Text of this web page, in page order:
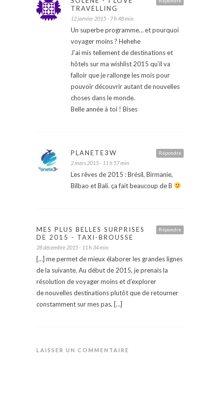
TRAVELLING
12 janvier 2015 - 7 h 48 min
Un superbe programme… et pourquoi
voyager moins ? Hehehe
J’ai mis tellement de destinations et
hôtels sur ma wishlist 2015 qu’il va
falloir que je rallonge les mois pour
pouvoir découvrir autant de nouvelles
choses dans le monde.
Belle année à toi ! Bises
Répondre
PLANETE3W
2 mars 2015 - 11 h 57 min
Les rêves de 2015 : Brésil, Birmanie,
Bilbao et Bali. ça fait beaucoup de B
Répondre
MES PLUS BELLES SURPRISES
DE 2015 - TAXI-BROUSSE
28 décembre 2015 - 11 h 34 min
[…] me permet de mieux élaborer les grandes lignes
de la suivante. Au début de 2015, je prenais la
résolution de voyager moins et d’explorer
de nouvelles destinations plutôt que de retourner
constamment sur mes pas, […]
LAISSER UN COMMENTAIRE